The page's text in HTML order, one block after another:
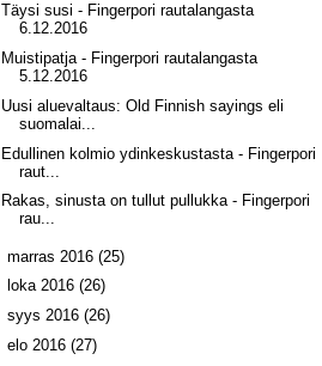
Täysi susi - Fingerpori rautalangasta
6.12.2016
Muistipatja - Fingerpori rautalangasta
5.12.2016
Uusi aluevaltaus: Old Finnish sayings eli
suomalai...
Edullinen kolmio ydinkeskustasta - Fingerpori
raut...
Rakas, sinusta on tullut pullukka - Fingerpori
rau...
marras 2016 (25)
loka 2016 (26)
syys 2016 (26)
elo 2016 (27)